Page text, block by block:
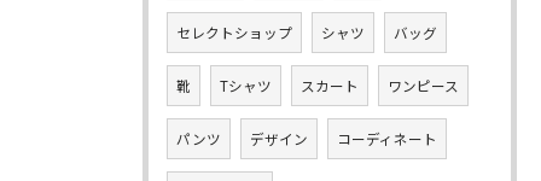
セレクトショップ シャツ バッグ
靴 Tシャツ スカート ワンピース
パンツ デザイン コーディネート